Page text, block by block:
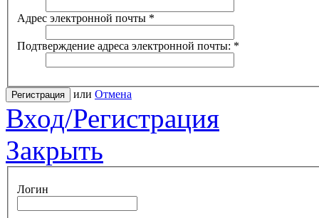
Адрес электронной почты *
Подтверждение адреса электронной почты: *
Регистрация или Отмена
Вход/Регистрация
Закрыть
Логин